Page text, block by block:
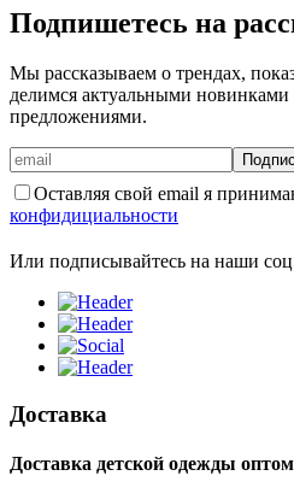
Подпишетесь на
Мы рассказываем о трендах,
делимся актуальными
предложениями.
Оставляя свой email я
конфидициальности
Или подписывайтесь на наши
Доставка
Доставка детской одежды оптом